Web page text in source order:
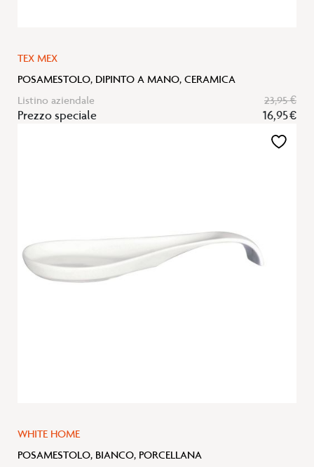
TEX MEX
POSAMESTOLO, DIPINTO A MANO, CERAMICA
Listino aziendale
23,95 €
Prezzo speciale 16,95 €
WHITE HOME
POSAMESTOLO, BIANCO, PORCELLANA
Aggiungi